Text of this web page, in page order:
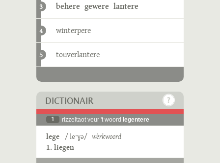
3 behere gewere lantere
4 winterpere
5 touverlantere
DICTIONAIR
1 rizzeltaot veur 't woord legentere
lege /ˈleˑɣə/ wèrkwoord
1. liegen